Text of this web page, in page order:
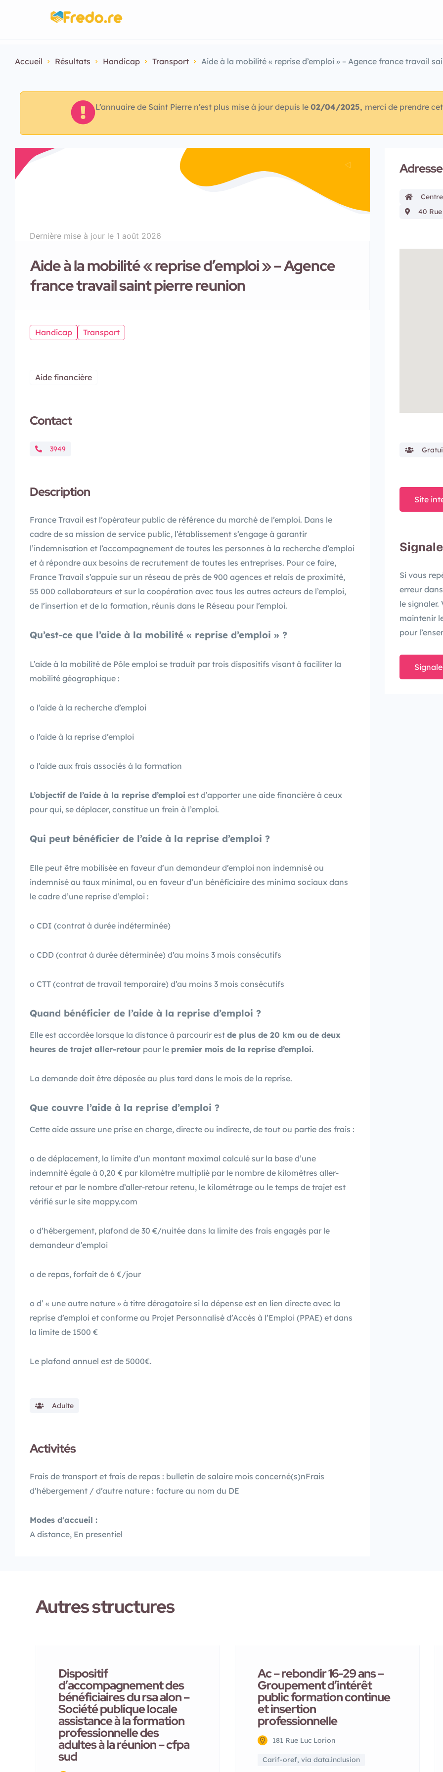
Accueil Résultats Handicap Transport Aide à la mobilité « reprise d’emploi » – Agence france travail
L’annuaire de Saint Pierre n’est plus mise à jour depuis le 02/04/2025, merci de prendre
Dernière mise à jour le 1 août 2026
Aide à la mobilité « reprise d’emploi » – Agence
france travail saint pierre reunion
Handicap Transport
Aide financière
Contact
3949
Description
France Travail est l’opérateur public de référence du marché de l’emploi. Dans le
cadre de sa mission de service public, l’établissement s’engage à garantir
l’indemnisation et l’accompagnement de toutes les personnes à la recherche d’emploi
et à répondre aux besoins de recrutement de toutes les entreprises. Pour ce faire,
France Travail s’appuie sur un réseau de près de 900 agences et relais de proximité,
55 000 collaborateurs et sur la coopération avec tous les autres acteurs de l’emploi,
de l’insertion et de la formation, réunis dans le Réseau pour l’emploi.
Qu’est-ce que l’aide à la mobilité « reprise d’emploi » ?
L’aide à la mobilité de Pôle emploi se traduit par trois dispositifs visant à faciliter la
mobilité géographique :
o l’aide à la recherche d’emploi
o l’aide à la reprise d’emploi
o l’aide aux frais associés à la formation
L’objectif de l’aide à la reprise d’emploi est d’apporter une aide financière à ceux
pour qui, se déplacer, constitue un frein à l’emploi.
Qui peut bénéficier de l’aide à la reprise d’emploi ?
Elle peut être mobilisée en faveur d’un demandeur d’emploi non indemnisé ou
indemnisé au taux minimal, ou en faveur d’un bénéficiaire des minima sociaux dans
le cadre d’une reprise d’emploi :
o CDI (contrat à durée indéterminée)
o CDD (contrat à durée déterminée) d’au moins 3 mois consécutifs
o CTT (contrat de travail temporaire) d’au moins 3 mois consécutifs
Quand bénéficier de l’aide à la reprise d’emploi ?
Elle est accordée lorsque la distance à parcourir est de plus de 20 km ou de deux
heures de trajet aller-retour pour le premier mois de la reprise d’emploi.
La demande doit être déposée au plus tard dans le mois de la reprise.
Que couvre l’aide à la reprise d’emploi ?
Cette aide assure une prise en charge, directe ou indirecte, de tout ou partie des frais :
o de déplacement, la limite d’un montant maximal calculé sur la base d’une
indemnité égale à 0,20 € par kilomètre multiplié par le nombre de kilomètres aller-
retour et par le nombre d’aller-retour retenu, le kilométrage ou le temps de trajet est
vérifié sur le site mappy.com
o d’hébergement, plafond de 30 €/nuitée dans la limite des frais engagés par le
demandeur d’emploi
o de repas, forfait de 6 €/jour
o d’ « une autre nature » à titre dérogatoire si la dépense est en lien directe avec la
reprise d’emploi et conforme au Projet Personnalisé d’Accès à l’Emploi (PPAE) et dans
la limite de 1500 €
Le plafond annuel est de 5000€.
Adulte
Activités
Frais de transport et frais de repas : bulletin de salaire mois concerné(s)nFrais
d’hébergement / d’autre nature : facture au nom du DE
Modes d'accueil :
A distance, En presentiel
Adresse
40
Site
Si vous
erreur
le
maintenir
pour
Autres structures
Dispositif
d’accompagnement des
bénéficiaires du rsa alon –
Société publique locale
assistance à la formation
professionnelle des
adultes à la réunion – cfpa
sud
Ac – rebondir 16-29 ans –
Groupement d’intérêt
public formation continue
et insertion
professionnelle
181 Rue Luc Lorion
Carif-oref, via data.inclusion